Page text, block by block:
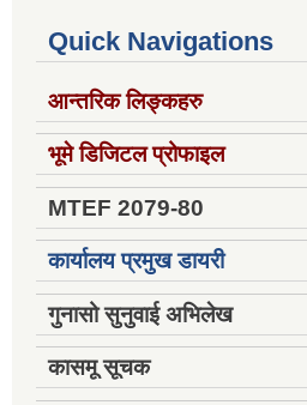
Quick Navigations
आन्तरिक लिङ्कहरु
भूमे डिजिटल प्रोफाइल
MTEF 2079-80
कार्यालय प्रमुख डायरी
गुनासो सुनुवाई अभिलेख
कासमू सूचक